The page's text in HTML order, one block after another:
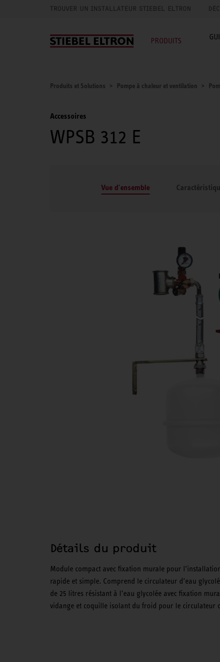
TROUVER UN INSTALLATEUR STIEBEL ELTRON
PRODUITS
Produits et Solutions Pompe à chaleur et ventilation
Accessoires
WPSB 312 E
Vue d'ensemble
Détails du produit
Module compact avec fixation murale pour
rapide et simple. Comprend le circulateur d’eau
de 25 litres résistant à l’eau glycolée avec fixation
vidange et coquille isolant du froid pour le circulateur